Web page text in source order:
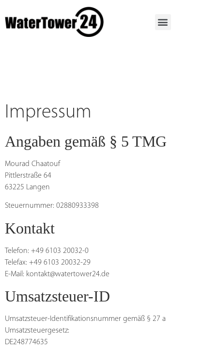
Impressum
Angaben gemäß § 5 TMG
Mourad Chaatouf
Pittlerstraße 64
63225 Langen
Steuernummer: 02880933398
Kontakt
Telefon: +49 6103 20032-0
Telefax: +49 6103 20032-29
E-Mail: kontakt@watertower24.de
Umsatzsteuer-ID
Umsatzsteuer-Identifikationsnummer gemäß § 27 a
Umsatzsteuergesetz:
DE248774635